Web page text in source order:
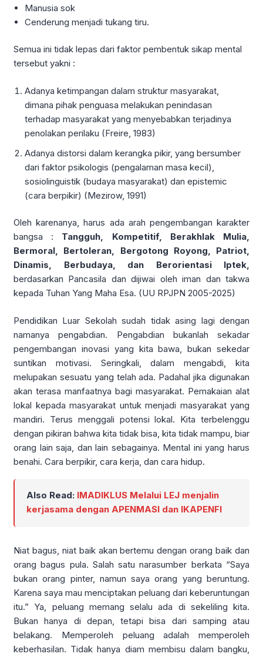
Manusia sok
Cenderung menjadi tukang tiru.
Semua ini tidak lepas dari faktor pembentuk sikap mental
tersebut yakni :
Adanya ketimpangan dalam struktur masyarakat,
dimana pihak penguasa melakukan penindasan
terhadap masyarakat yang menyebabkan terjadinya
penolakan perilaku (Freire, 1983)
Adanya distorsi dalam kerangka pikir, yang bersumber
dari faktor psikologis (pengalaman masa kecil),
sosiolinguistik (budaya masyarakat) dan epistemic
(cara berpikir) (Mezirow, 1991)
Oleh karenanya, harus ada arah pengembangan karakter
bangsa : Tangguh, Kompetitif, Berakhlak Mulia,
Bermoral, Bertoleran, Bergotong Royong, Patriot,
Dinamis, Berbudaya, dan Berorientasi Iptek,
berdasarkan Pancasila dan dijiwai oleh iman dan takwa
kepada Tuhan Yang Maha Esa. (UU RPJPN 2005-2025)
Pendidikan Luar Sekolah sudah tidak asing lagi dengan
namanya pengabdian. Pengabdian bukanlah sekadar
pengembangan inovasi yang kita bawa, bukan sekedar
suntikan motivasi. Seringkali, dalam mengabdi, kita
melupakan sesuatu yang telah ada. Padahal jika digunakan
akan terasa manfaatnya bagi masyarakat. Pemakaian alat
lokal kepada masyarakat untuk menjadi masyarakat yang
mandiri. Terus menggali potensi lokal. Kita terbelenggu
dengan pikiran bahwa kita tidak bisa, kita tidak mampu, biar
orang lain saja, dan lain sebagainya. Mental ini yang harus
benahi. Cara berpikir, cara kerja, dan cara hidup.
Also Read: IMADIKLUS Melalui LEJ menjalin
kerjasama dengan APENMASI dan IKAPENFI
Niat bagus, niat baik akan bertemu dengan orang baik dan
orang bagus pula. Salah satu narasumber berkata “Saya
bukan orang pinter, namun saya orang yang beruntung.
Karena saya mau menciptakan peluang dari keberuntungan
itu.” Ya, peluang memang selalu ada di sekeliling kita.
Bukan hanya di depan, tetapi bisa dari samping atau
belakang. Memperoleh peluang adalah memperoleh
keberhasilan. Tidak hanya diam membisu dalam bangku,